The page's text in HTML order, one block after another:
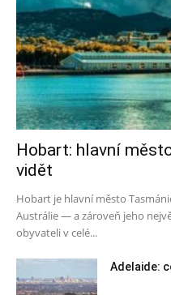
Hobart: hlavní
vidět
Hobart je hlavní město
Austrálie — a zároveň jeho
obyvateli v celé...
Adelaide: